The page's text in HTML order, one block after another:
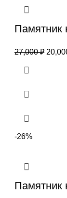
Памятник
27,000₽
-26%
Памятник